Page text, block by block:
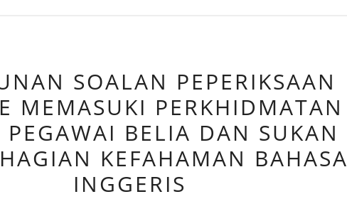
SOALAN PEPERIKSAAN
MEMASUKI PERKHIDMATAN
BELIA DAN SUKAN
KEFAHAMAN BAHASA
INGGERIS